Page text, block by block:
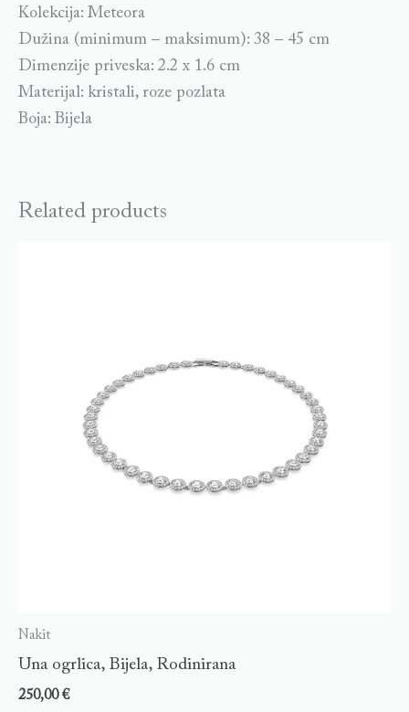
Kolekcija: Meteora
Dužina (minimum – maksimum): 38 – 45 cm
Dimenzije priveska: 2.2 x 1.6 cm
Materijal: kristali, roze pozlata
Boja: Bijela
Related products
Nakit
Una ogrlica, Bijela, Rodinirana
250,00€